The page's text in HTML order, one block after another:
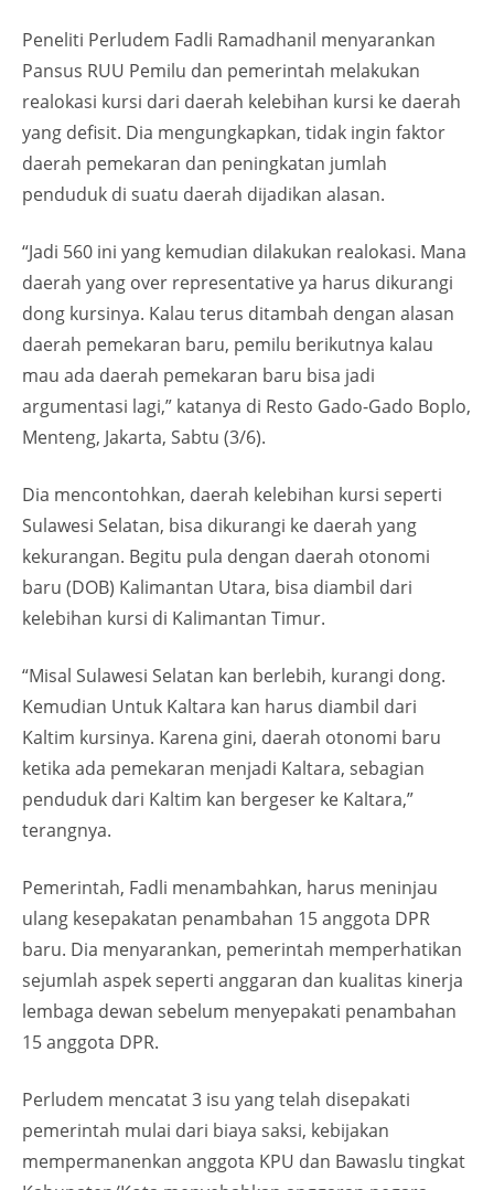
Peneliti Perludem Fadli Ramadhanil menyarankan
Pansus RUU Pemilu dan pemerintah melakukan
realokasi kursi dari daerah kelebihan kursi ke daerah
yang defisit. Dia mengungkapkan, tidak ingin faktor
daerah pemekaran dan peningkatan jumlah
penduduk di suatu daerah dijadikan alasan.
“Jadi 560 ini yang kemudian dilakukan realokasi. Mana
daerah yang over representative ya harus dikurangi
dong kursinya. Kalau terus ditambah dengan alasan
daerah pemekaran baru, pemilu berikutnya kalau
mau ada daerah pemekaran baru bisa jadi
argumentasi lagi,” katanya di Resto Gado-Gado Boplo,
Menteng, Jakarta, Sabtu (3/6).
Dia mencontohkan, daerah kelebihan kursi seperti
Sulawesi Selatan, bisa dikurangi ke daerah yang
kekurangan. Begitu pula dengan daerah otonomi
baru (DOB) Kalimantan Utara, bisa diambil dari
kelebihan kursi di Kalimantan Timur.
“Misal Sulawesi Selatan kan berlebih, kurangi dong.
Kemudian Untuk Kaltara kan harus diambil dari
Kaltim kursinya. Karena gini, daerah otonomi baru
ketika ada pemekaran menjadi Kaltara, sebagian
penduduk dari Kaltim kan bergeser ke Kaltara,”
terangnya.
Pemerintah, Fadli menambahkan, harus meninjau
ulang kesepakatan penambahan 15 anggota DPR
baru. Dia menyarankan, pemerintah memperhatikan
sejumlah aspek seperti anggaran dan kualitas kinerja
lembaga dewan sebelum menyepakati penambahan
15 anggota DPR.
Perludem mencatat 3 isu yang telah disepakati
pemerintah mulai dari biaya saksi, kebijakan
mempermanenkan anggota KPU dan Bawaslu tingkat